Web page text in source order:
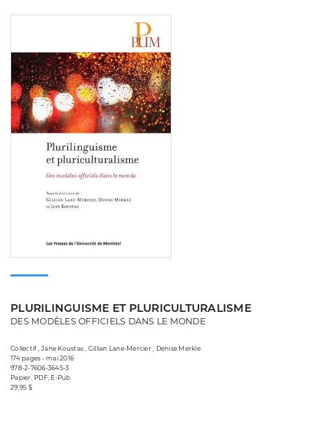
PLURILINGUISME ET PLURICULTURALISME
DES MODÈLES OFFICIELS DANS LE MONDE
Collectif , Jane Koustas , Gillian Lane-Mercier , Denise Merkle
174 pages • mai 2016
978-2-7606-3645-3
Papier, PDF, E-Pub
29,95 $